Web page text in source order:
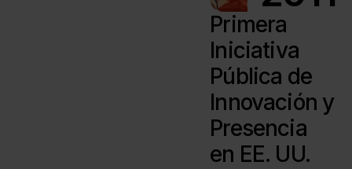
Primera
Iniciativa
Pública de
Innovación y
Presencia
en EE. UU.